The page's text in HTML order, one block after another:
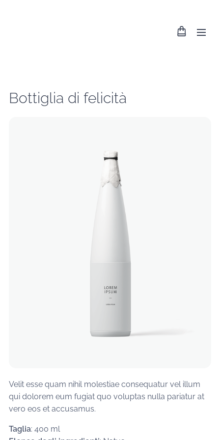
Bottiglia di felicità
Velit esse quam nihil molestiae consequatur vel illum
qui dolorem eum fugiat quo voluptas nulla pariatur at
vero eos et accusamus.
Taglia: 400 ml